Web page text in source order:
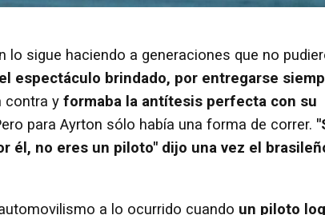
lo sigue haciendo a generaciones que no
espectáculo brindado, por entregarse
contra y formaba la antítesis perfecta con su
para Ayrton sólo había una forma de correr.
él, no eres un piloto" dijo una vez el
a lo ocurrido cuando un piloto